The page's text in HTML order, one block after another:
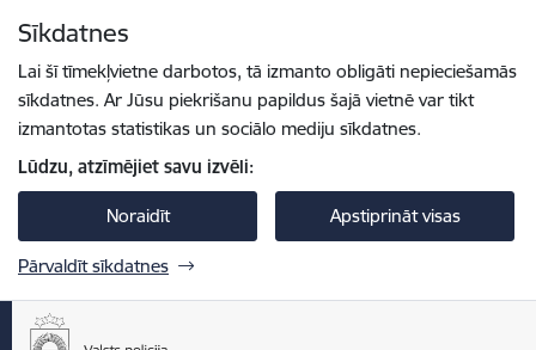
Sīkdatnes
Lai šī tīmekļvietne darbotos, tā izmanto obligāti nepieciešamās
sīkdatnes. Ar Jūsu piekrišanu papildus šajā vietnē var tikt
izmantotas statistikas un sociālo mediju sīkdatnes.
Lūdzu, atzīmējiet savu izvēli:
Noraidīt Apstiprināt visas
Pārvaldīt sīkdatnes